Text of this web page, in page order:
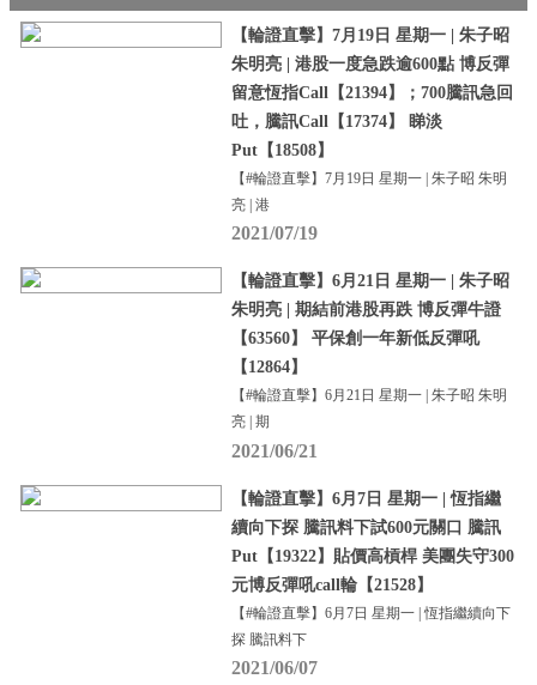
【輪證直擊】7月19日 星期一 | 朱子昭
朱明亮 | 港股一度急跌逾600點 博反彈
留意恆指Call【21394】；700騰訊急回
吐，騰訊Call【17374】 睇淡
Put【18508】
【#輪證直擊】7月19日 星期一 | 朱子昭 朱明
亮 | 港
2021/07/19
【輪證直擊】6月21日 星期一 | 朱子昭
朱明亮 | 期結前港股再跌 博反彈牛證
【63560】 平保創一年新低反彈吼
【12864】
【#輪證直擊】6月21日 星期一 | 朱子昭 朱明
亮 | 期
2021/06/21
【輪證直擊】6月7日 星期一 | 恆指繼
續向下探 騰訊料下試600元關口 騰訊
Put【19322】貼價高槓桿 美團失守300
元博反彈吼call輪【21528】
【#輪證直擊】6月7日 星期一 | 恆指繼續向下
探 騰訊料下
2021/06/07